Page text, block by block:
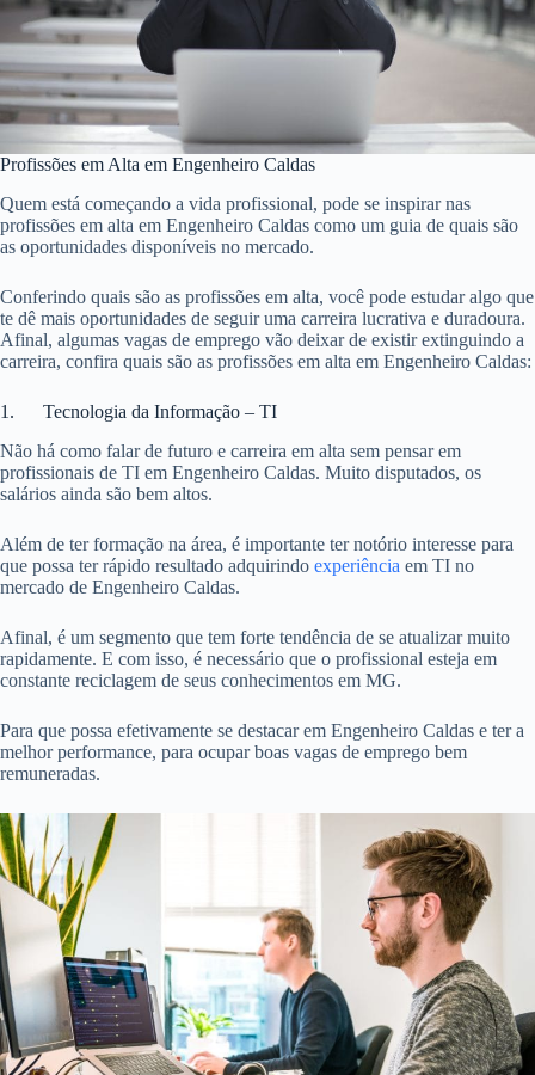
Profissões em Alta em Engenheiro Caldas
Quem está começando a vida profissional, pode se inspirar nas
profissões em alta em Engenheiro Caldas como um guia de quais são
as oportunidades disponíveis no mercado.
Conferindo quais são as profissões em alta, você pode estudar algo que
te dê mais oportunidades de seguir uma carreira lucrativa e duradoura.
Afinal, algumas vagas de emprego vão deixar de existir extinguindo a
carreira, confira quais são as profissões em alta em Engenheiro Caldas:
1. Tecnologia da Informação – TI
Não há como falar de futuro e carreira em alta sem pensar em
profissionais de TI em Engenheiro Caldas. Muito disputados, os
salários ainda são bem altos.
Além de ter formação na área, é importante ter notório interesse para
que possa ter rápido resultado adquirindo experiência em TI no
mercado de Engenheiro Caldas.
Afinal, é um segmento que tem forte tendência de se atualizar muito
rapidamente. E com isso, é necessário que o profissional esteja em
constante reciclagem de seus conhecimentos em MG.
Para que possa efetivamente se destacar em Engenheiro Caldas e ter a
melhor performance, para ocupar boas vagas de emprego bem
remuneradas.